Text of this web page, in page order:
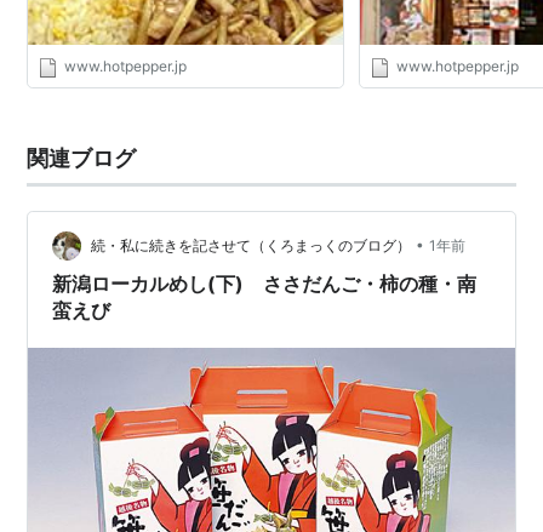
www.hotpepper.jp www.hotpepper.jp
関連ブログ
続・私に続きを記させて（くろまっくのブログ） • 1年前
新潟ローカルめし(下) ささだんご・柿の種・南
蛮えび